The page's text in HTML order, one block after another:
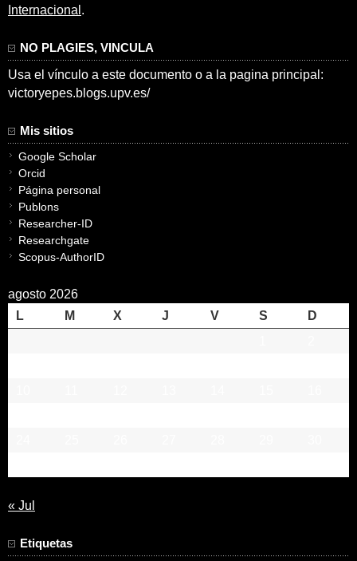
Internacional .
NO PLAGIES, VINCULA
Usa el vínculo a este documento o a la pagina principal:
victoryepes.blogs.upv.es/
Mis sitios
Google Scholar
Orcid
Página personal
Publons
Researcher-ID
Researchgate
Scopus-AuthorID
agosto 2026
L
M X J V S
D
« Jul
Etiquetas